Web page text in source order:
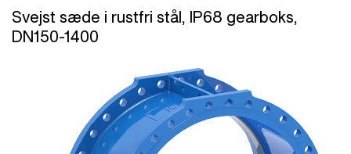
KONTAKT OS
Svejst sæde i rustfri stål, IP68 gearboks,
DN150-1400